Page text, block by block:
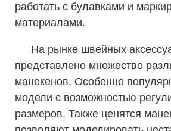
работать с булавками и
материалами.
На рынке швейных
представлено множество
манекенов. Особенно
модели с возможностью
размеров. Также ценятся